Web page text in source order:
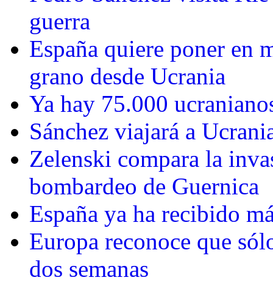
guerra
España quiere poner en
grano desde Ucrania
Ya hay 75.000
Sánchez viajará a
Zelenski compara la
bombardeo de Guernica
España ya ha recibido
Europa reconoce que
dos semanas